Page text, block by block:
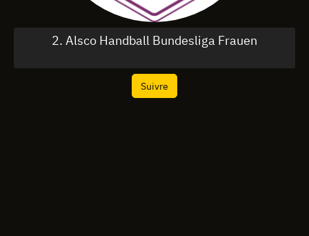
2. Alsco Handball Bundesliga Frauen
Suivre